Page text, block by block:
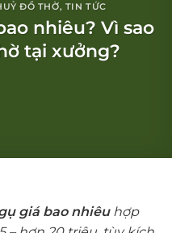
ĐỒ THỜ, TIN TỨC
nhiêu? Vì sao
tại xưởng?
giá bao nhiêuhợp